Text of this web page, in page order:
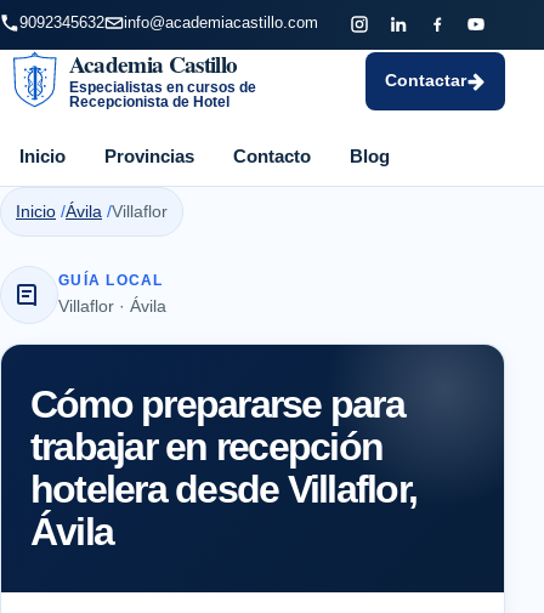
9092345632 info@academiacastillo.com
Academia Castillo
Especialistas en cursos de
Recepcionista de Hotel
Inicio Provincias Contacto Blog
Contactar
Inicio Ávila Villaflor
GUÍA LOCAL
Villaflor · Ávila
Cómo prepararse para
trabajar en recepción
hotelera desde Villaflor,
Ávila